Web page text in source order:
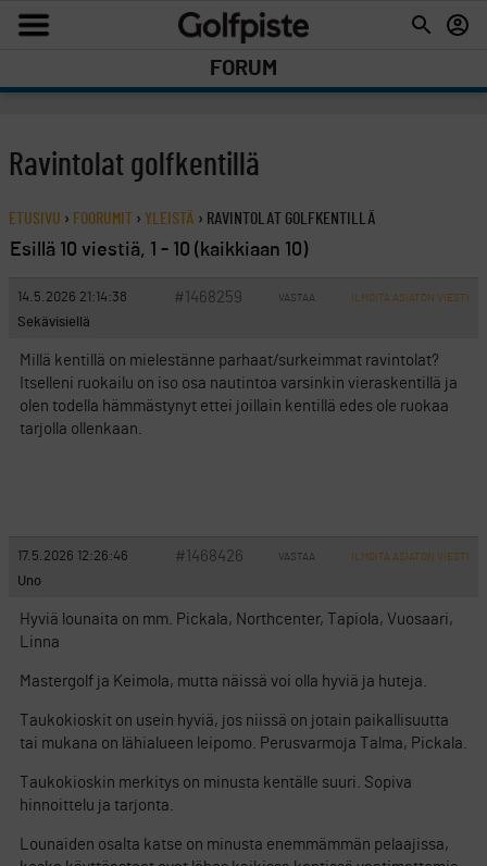
FORUM
Ravintolat golfkentillä
ETUSIVU › FOORUMIT › YLEISTÄ › RAVINTOLAT GOLFKENTILLÄ
Esillä 10 viestiä, 1 - 10 (kaikkiaan 10)
14.5.2026 21:14:38 #1468259 VASTAA ILMOITA ASIATON VIESTI
Sekävisiellä
Millä kentillä on mielestänne parhaat/surkeimmat ravintolat?
Itselleni ruokailu on iso osa nautintoa varsinkin vieraskentillä ja
olen todella hämmästynyt ettei joillain kentillä edes ole ruokaa
tarjolla ollenkaan.
17.5.2026 12:26:46 #1468426 VASTAA ILMOITA ASIATON VIESTI
Uno
Hyviä lounaita on mm. Pickala, Northcenter, Tapiola, Vuosaari,
Linna
Mastergolf ja Keimola, mutta näissä voi olla hyviä ja huteja.
Taukokioskit on usein hyviä, jos niissä on jotain paikallisuutta
tai mukana on lähialueen leipomo. Perusvarmoja Talma, Pickala.
Taukokioskin merkitys on minusta kentälle suuri. Sopiva
hinnoittelu ja tarjonta.
Lounaiden osalta katse on minusta enemmämmän pelaajissa,